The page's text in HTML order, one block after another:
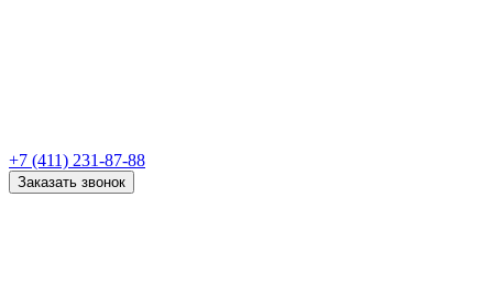
+7 (411) 231-87-88
Заказать звонок